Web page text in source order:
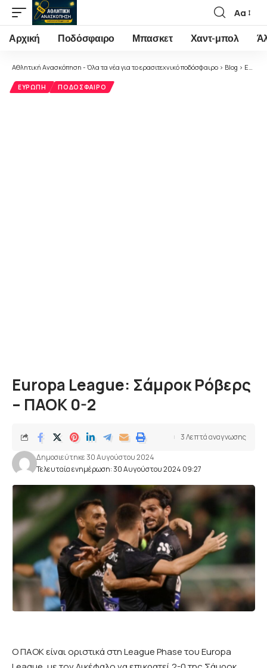
Font
Resizer
Αα
Αρχική Ποδόσφαιρο Μπασκετ Χαντ-μπολ
Αθλητική Ανασκόπηση - Όλα τα νέα για το ερασιτεχνικό ποδόσφαιρο > Blog > Ευρώπη
ΕΥΡΏΠΗ ΠΟΔΌΣΦΑΙΡΟ
Europa League: Σάμροκ Ρόβερς
– ΠΑΟΚ 0-2
Τελευταία ενημέρωση: 30 Αυγούστου 2024 09:27
Δημοσιεύτηκε 30 Αυγούστου 2024
3 Λεπτά αναγνωσης
Ο ΠΑΟΚ είναι οριστικά στη League Phase του Europa